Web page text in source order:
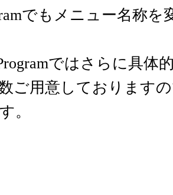
でもメニュー名称
ではさらに具体
ご用意しております
。